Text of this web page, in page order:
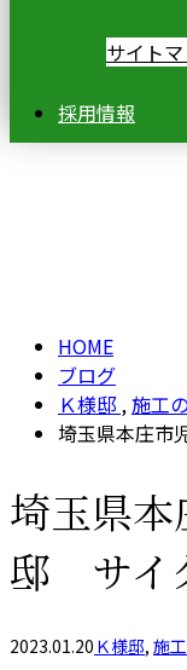
サイト
採用情報
HOME
ブログ
Ｋ様邸 ,施工
埼玉県本庄
埼玉県
邸 サイ
2023.01.20 Ｋ様邸, 施